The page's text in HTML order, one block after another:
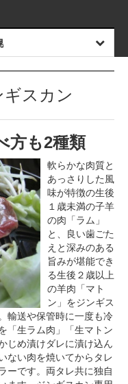
スカン
方も2種類
軟らかな肉質と
あっさりした風
味が特徴の生後
１歳未満の子羊
の肉「ラム」
と、良い歯ごた
えと深みのある
旨みが堪能でき
る生後２歳以上
の羊肉「マト
ン」をジンギス
輸送や保管時に一度も冷
「生ラム肉」「生マトン
じめ漬けダレに漬け込ん
ない肉を焼いてからタレ
ーです。両タレ共に独自